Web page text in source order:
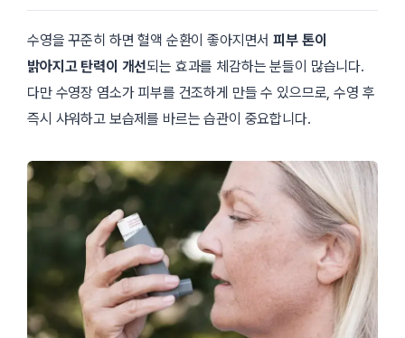
수영을 꾸준히 하면 혈액 순환이 좋아지면서피부 톤이
밝아지고 탄력이 개선되는 효과를 체감하는 분들이 많습니다.
다만 수영장 염소가 피부를 건조하게 만들 수 있으므로, 수영 후
즉시 샤워하고 보습제를 바르는 습관이 중요합니다.